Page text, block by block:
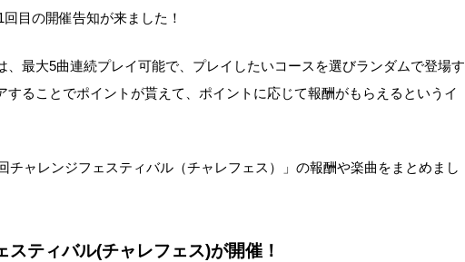
目の開催告知が来ました！
、最大5曲連続プレイ可能で、プレイしたいコースを選びランダムで登場す
することでポイントが貰えて、ポイントに応じて報酬がもらえるというイ
チャレンジフェスティバル（チャレフェス）」の報酬や楽曲をまとめまし
ティバル(チャレフェス)が開催！